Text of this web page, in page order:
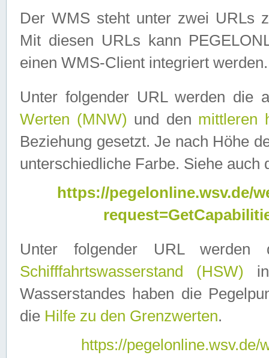
Der WMS steht unter zwei URLs
Mit diesen URLs kann
einen WMS-Client integriert werden.
Unter folgender URL werden die
Werten (MNW) und den mittleren
Beziehung gesetzt. Je nach Höhe
unterschiedliche Farbe. Siehe auch
https://pegelonline.wsv.de/
Unter folgender URL
Schifffahrtswasserstand (HSW)
Wasserstandes haben die
die Hilfe zu den Grenzwerten.
https://